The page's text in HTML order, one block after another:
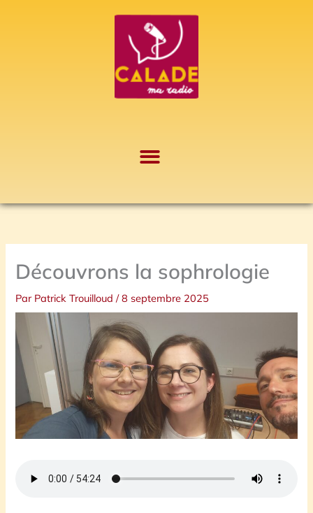
Découvrons la sophrologie
Par Patrick Trouilloud/8 septembre 2025